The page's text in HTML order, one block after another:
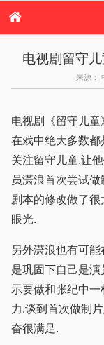
港台娱乐
电视剧留守
来源：
电视剧《留守儿童
在戏中绝大多数
关注留守儿童,让
员潇浪首次尝试
剧本的修改做了
眼光.
另外潇浪也有可
是巩固下自己是
示要做和张纪中
力.谈到首次做制
奋很满足.